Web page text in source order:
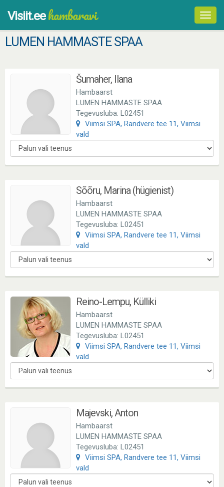
Visiit.eehambaravi
LUMEN HAMMASTE SPAA
Šumaher, Ilana
Hambaarst
LUMEN HAMMASTE SPAA
Tegevusluba: L02451
Viimsi SPA, Randvere tee 11, Viimsi
vald
Sõõru, Marina (hügienist)
Hambaarst
LUMEN HAMMASTE SPAA
Tegevusluba: L02451
Viimsi SPA, Randvere tee 11, Viimsi
vald
Reino-Lempu, Külliki
Hambaarst
LUMEN HAMMASTE SPAA
Tegevusluba: L02451
Viimsi SPA, Randvere tee 11, Viimsi
vald
Majevski, Anton
Hambaarst
LUMEN HAMMASTE SPAA
Tegevusluba: L02451
Viimsi SPA, Randvere tee 11, Viimsi
vald